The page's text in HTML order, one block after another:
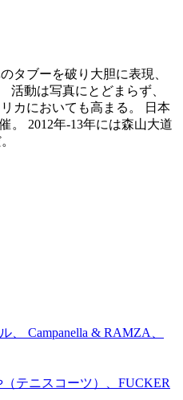
タブーを破り大胆に表現、
活動は写真にとどまらず、
カにおいても高まる。 日本
。 2012年-13年には森山大道
Campanella & RAMZA、
テニスコーツ）、FUCKER